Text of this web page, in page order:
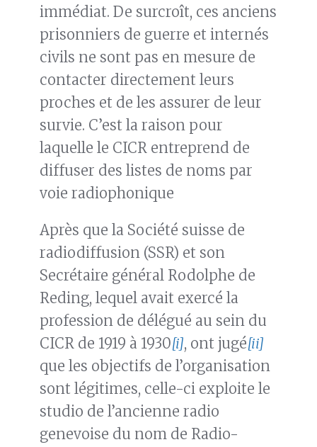
immédiat. De surcroît, ces anciens
prisonniers de guerre et internés
civils ne sont pas en mesure de
contacter directement leurs
proches et de les assurer de leur
survie. C’est la raison pour
laquelle le CICR entreprend de
diffuser des listes de noms par
voie radiophonique
Après que la Société suisse de
radiodiffusion (SSR) et son
Secrétaire général Rodolphe de
Reding, lequel avait exercé la
profession de délégué au sein du
CICR de 1919 à 1930[i], ont jugé[ii]
que les objectifs de l’organisation
sont légitimes, celle-ci exploite le
studio de l’ancienne radio
genevoise du nom de Radio-